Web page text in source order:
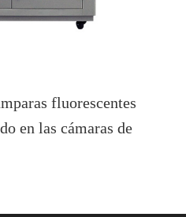
fluorescentes
en las cámaras de